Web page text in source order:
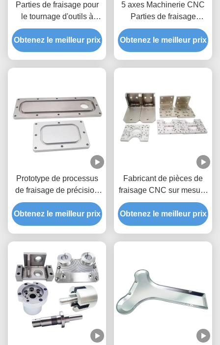
Parties de fraisage pour
le tournage d'outils à
commande numérique
Obtenez le meilleur prix
5 axes Machinerie CNC
Parties de fraisage
Importeurs Prototype de
fraisage CNC
Obtenez le meilleur prix
Prototype de processus
de fraisage de précision
par CNC
Obtenez le meilleur prix
Fabricant de pièces de
fraisage CNC sur mesure
pour pièces de série
Prototypes Aluminium
Obtenez le meilleur prix